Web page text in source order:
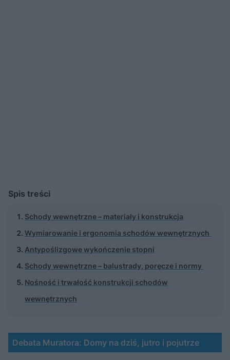
Spis treści
Schody wewnętrzne – materiały i konstrukcja
Wymiarowanie i ergonomia schodów wewnętrznych
Antypoślizgowe wykończenie stopni
Schody wewnętrzne – balustrady, poręcze i normy
Nośność i trwałość konstrukcji schodów
wewnętrznych
Debata Muratora: Domy na dziś, jutro i pojutrze